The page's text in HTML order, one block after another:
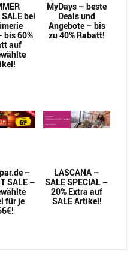
bei
bis 60%
auf
MyDays – beste
Deals und
Angebote – bis
zu 40% Rabatt!
–
SALE –
für je
LASCANA –
SALE SPECIAL –
20% Extra auf
SALE Artikel!